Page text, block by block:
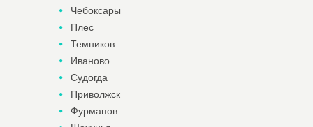
Чебоксары
Плес
Темников
Иваново
Судогда
Приволжск
Фурманов